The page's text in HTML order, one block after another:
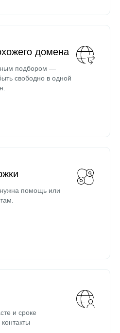
домена
подбором —
свободно в одной
помощь или
и сроке